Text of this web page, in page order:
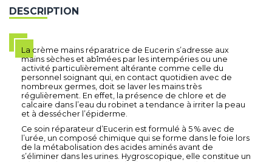
DESCRIPTION
La crème mains réparatrice de Eucerin s’adresse aux
mains sèches et abîmées par les intempéries ou une
activité particulièrement altérante comme celle du
personnel soignant qui, en contact quotidien avec de
nombreux germes, doit se laver les mains très
régulièrement. En effet, la présence de chlore et de
calcaire dans l’eau du robinet a tendance à irriter la peau
et à dessécher l’épiderme.
Ce soin réparateur d’Eucerin est formulé à 5 % avec de
l’urée, un composé chimique qui se forme dans le foie lors
de la métabolisation des acides aminés avant de
s’éliminer dans les urines. Hygroscopique, elle constitue un